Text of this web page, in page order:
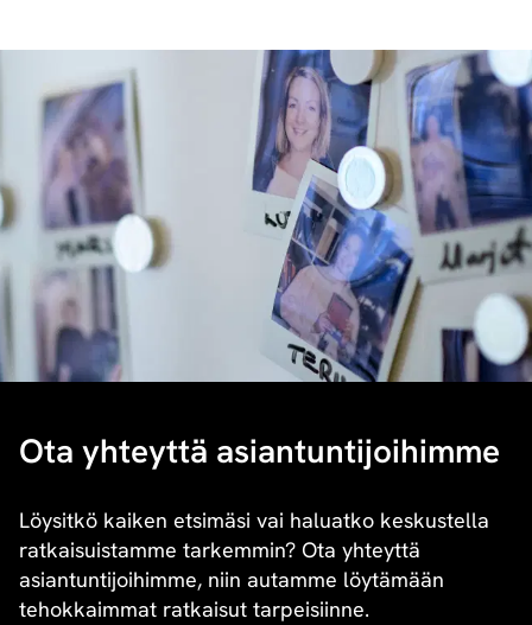
Ota yhteyttä asiantuntijoihimme
Löysitkö kaiken etsimäsi vai haluatko keskustella
ratkaisuistamme tarkemmin? Ota yhteyttä
asiantuntijoihimme, niin autamme löytämään
tehokkaimmat ratkaisut tarpeisiinne.